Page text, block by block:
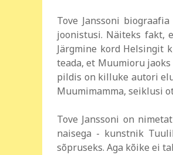
Tove Janssoni
joonistusi. Näiteks fakt,
Järgmine kord Helsingit
teada, et Muumioru
pildis on killuke autori
Muumimamma, seiklusi
Tove Janssoni on
naisega - kunstnik
sõpruseks. Aga kõike ei